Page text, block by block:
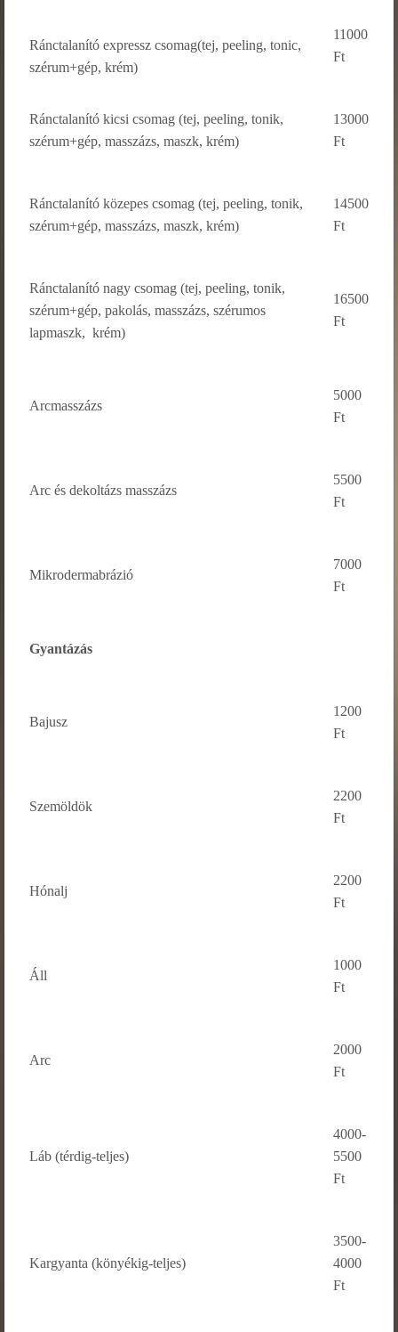
Ránctalanító expressz csomag(tej, peeling, tonic,
szérum+gép, krém)
11000
Ft
Ránctalanító kicsi csomag (tej, peeling, tonik,
szérum+gép, masszázs, maszk, krém)
13000
Ft
Ránctalanító közepes csomag (tej, peeling, tonik,
szérum+gép, masszázs, maszk, krém)
14500
Ft
Ránctalanító nagy csomag (tej, peeling, tonik,
szérum+gép, pakolás, masszázs, szérumos
lapmaszk, krém)
16500
Ft
Arcmasszázs
5000
Ft
Arc és dekoltázs masszázs
5500
Ft
Mikrodermabrázió
7000
Ft
Gyantázás
Bajusz
1200
Ft
Szemöldök
2200
Ft
Hónalj
2200
Ft
Áll
1000
Ft
Arc
2000
Ft
Láb (térdig-teljes)
4000-
5500
Ft
Kargyanta (könyékig-teljes)
3500-
4000
Ft